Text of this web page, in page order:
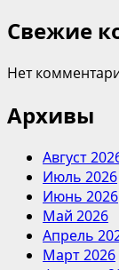
Свежие
Нет
Архивы
Август
Июль 2026
Июнь 2026
Май 2026
Апрель
Март 2026